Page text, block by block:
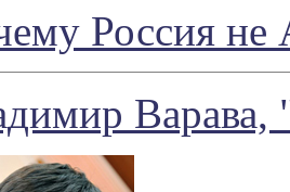
Россия не
Варава,